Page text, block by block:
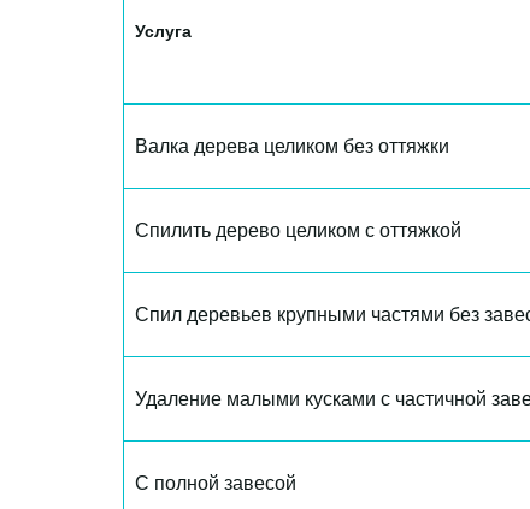
Услуга
Валка дерева целиком без оттяжки
Спилить дерево целиком с оттяжкой
Спил деревьев крупными частями без
Удаление малыми кусками с частичной
С полной завесой